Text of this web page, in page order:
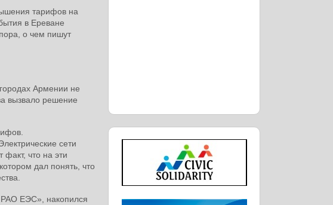
тарифов на
в Ереване
о чем пишут
Армении не
вызвало решение
сети
что на эти
дал понять, что
РАО ЕЭС», накопился